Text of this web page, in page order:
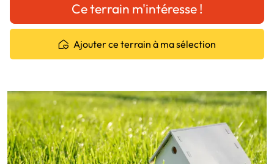
Ce terrain m'intéresse !
Ajouter ce terrain à ma sélection